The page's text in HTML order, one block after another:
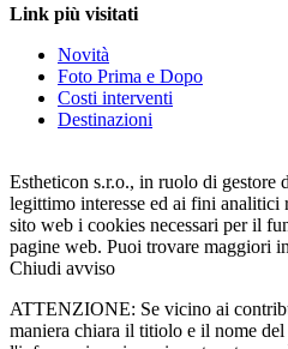
Link più visitati
Novità
Foto Prima e Dopo
Costi interventi
Destinazioni
Estheticon s.r.o., in ruolo di gestore
legittimo interesse ed ai fini analitici
sito web i cookies necessari per il
pagine web. Puoi trovare maggiori
Chiudi avviso
ATTENZIONE: Se vicino ai
maniera chiara il titiolo e il nome